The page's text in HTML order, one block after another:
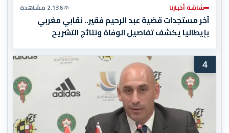
شاشة أخبارنا 2,136 مشاهدة
آخر مستجدات قضية عبد الرحيم فقير.. نقابي مغربي
بإيطاليا يكشف تفاصيل الوفاة ونتائج التشريح
4